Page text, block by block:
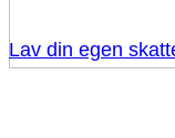
Lav din egen